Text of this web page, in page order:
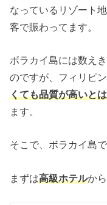
なっているリゾート
客で賑わってます。
ボラカイ島には数え
のですが、フィリピ
くても品質が高いと
ます。
そこで、ボラカイ島
まずは高級ホテルか